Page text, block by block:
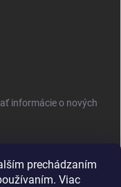
prechádzaním
Viac
informácie o nových